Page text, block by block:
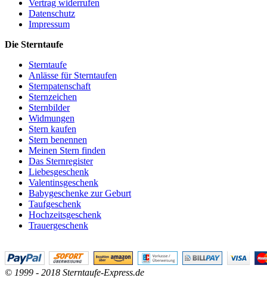
Vertrag widerrufen
Datenschutz
Impressum
Die Sterntaufe
Sterntaufe
Anlässe für Sterntaufen
Sternpatenschaft
Sternzeichen
Sternbilder
Widmungen
Stern kaufen
Stern benennen
Meinen Stern finden
Das Sternregister
Liebesgeschenk
Valentinsgeschenk
Babygeschenke zur Geburt
Taufgeschenk
Hochzeitsgeschenk
Trauergeschenk
© 1999 - 2018 Sterntaufe-Express.de